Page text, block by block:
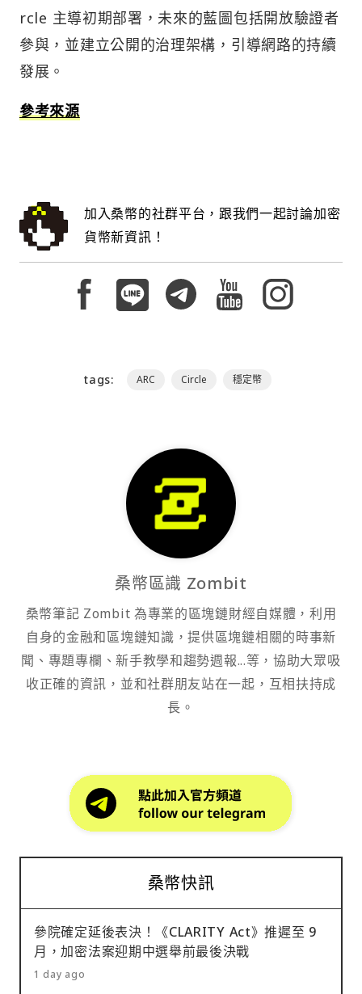
rcle 主導初期部署，未來的藍圖包括開放驗證者
參與，並建立公開的治理架構，引導網路的持續
發展。
參考來源
加入桑幣的社群平台，跟我們一起討論加密
貨幣新資訊！
tags: ARC Circle 穩定幣
桑幣區識 Zombit
桑幣筆記 Zombit 為專業的區塊鏈財經自媒體，利用
自身的金融和區塊鏈知識，提供區塊鏈相關的時事新
聞、專題專欄、新手教學和趨勢週報...等，協助大眾吸
收正確的資訊，並和社群朋友站在一起，互相扶持成
長。
桑幣快訊
參院確定延後表決！《CLARITY Act》推遲至 9
月，加密法案迎期中選舉前最後決戰
1 day ago